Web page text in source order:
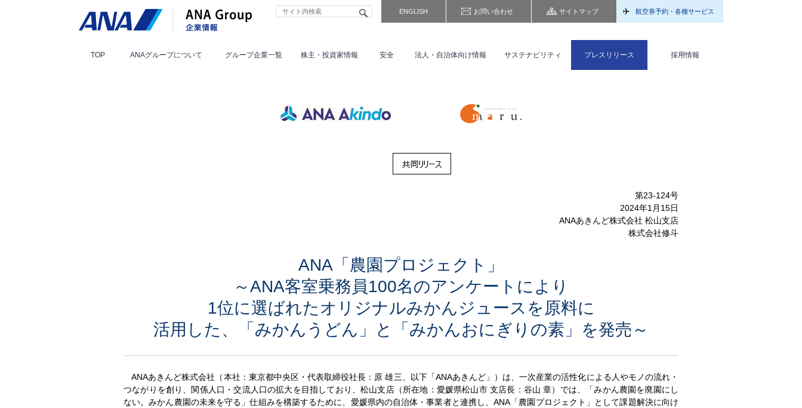
ENGLISH お問い合わせ サイトマップ 航空券予約・各種サービス
TOP ANAグループについて グループ企業一覧 株主・投資家情報 安全 法人・自治体向け情報 サステナビリティ プレスリリース 採用情報
第23-124号
2024年1月15日
ANAあきんど株式会社 松山支店
株式会社修斗
ANA「農園プロジェクト」
～ANA客室乗務員100名のアンケートにより
1位に選ばれたオリジナルみかんジュースを原料に
活用した、「みかんうどん」と「みかんおにぎりの素」を発売～
ANAあきんど株式会社（本社：東京都中央区・代表取締役社長：原 雄三、以下「ANAあきんど」）は、一次産業の活性化による人やモノの流れ・
つながりを創り、関係人口・交流人口の拡大を目指しており、松山支店（所在地：愛媛県松山市 支店長：谷山 章）では、「みかん農園を廃園にし
ない。みかん農園の未来を守る」仕組みを構築するために、愛媛県内の自治体・事業者と連携し、ANA「農園プロジェクト」として課題解決に向け